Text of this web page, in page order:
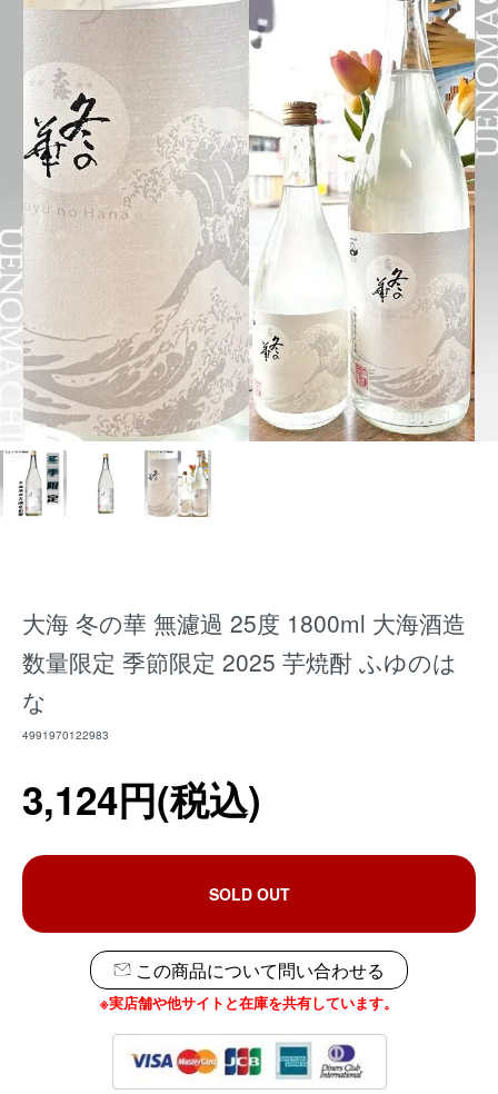
大海 冬の華 無濾過 25度 1800ml 大海酒造
数量限定 季節限定 2025 芋焼酎 ふゆのは
な
4991970122983
3,124円(税込)
SOLD OUT
この商品について問い合わせる
※実店舗や他サイトと在庫を共有しています。